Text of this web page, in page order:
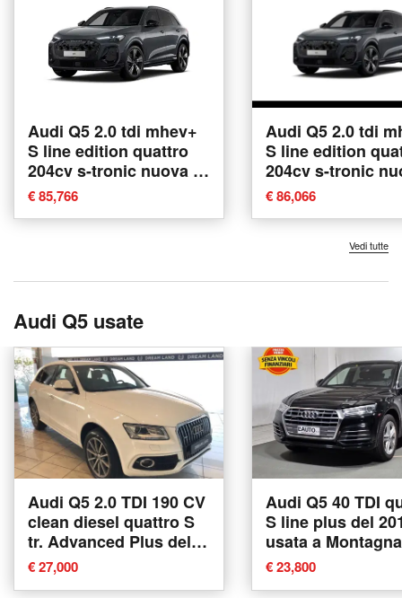
Audi Q5 2.0 tdi mhev+
S line edition quattro
204cv s-tronic nuova a
Conegliano
€ 85,766
Audi Q5 2.0 tdi
S line edition
204cv s-tronic
Conegliano
€ 86,066
Vedi tutte
Audi Q5 usate
Audi Q5 2.0 TDI 190 CV
clean diesel quattro S
tr. Advanced Plus del
2017 usata a Agliana
€ 27,000
Audi Q5 40 TDI
S line plus del
usata a
Valtellina
€ 23,800